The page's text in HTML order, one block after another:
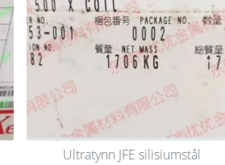
Ultratynn JFE silisiumstål